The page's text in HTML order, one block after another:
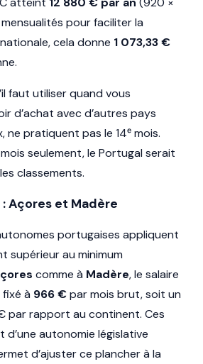
mensualités pour faciliter la
cela donne 1 073,33 €
faut utiliser quand vous
d’achat avec d’autres pays
ne pratiquent pas le 14ᵉ mois.
seulement, le Portugal serait
classements.
Açores et Madère
portugaises appliquent
supérieur au minimum
comme à Madère, le salaire
à 966 €par mois brut, soit un
par rapport au continent. Ces
d’une autonomie législative
d’ajuster ce plancher à la